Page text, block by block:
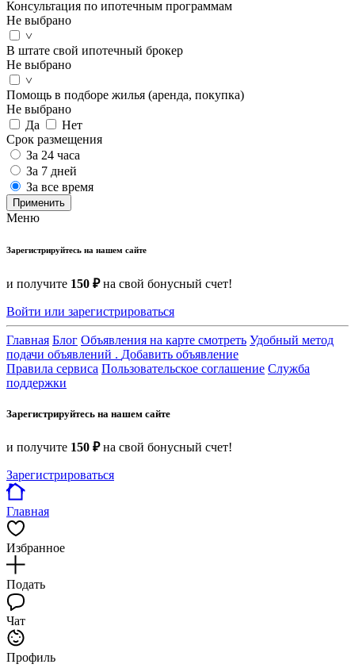
Консультация по ипотечным программам
Не выбрано
˅
В штате свой ипотечный брокер
Не выбрано
˅
Помощь в подборе жилья (аренда, покупка)
Не выбрано
Да
Нет
Срок размещения
За 24 часа
За 7 дней
За все время
Применить
Меню
Зарегистрируйтесь на нашем сайте
и получите 150 ₽на свой бонусный счет!
Войти или зарегистрироваться
Главная Блог Объявления на карте смотреть Удобный метод
подачи объявлений . Добавить объявление
Правила сервиса Пользовательское соглашение Служба
поддержки
Зарегистрируйтесь на нашем сайте
и получите 150 ₽на свой бонусный счет!
Зарегистрироваться
Главная
Избранное
Подать
Чат
Профиль